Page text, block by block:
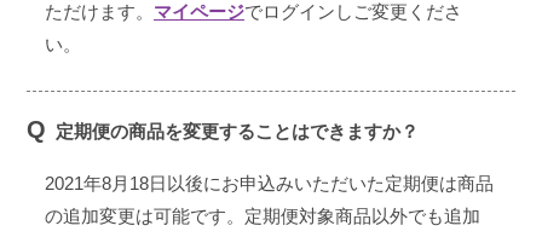
ただけます。 マイページでログインしご変更くださ
い。
Q 定期便の商品を変更することはできますか？
2021年8月18日以後にお申込みいただいた定期便は商品
の追加変更は可能です。定期便対象商品以外でも追加